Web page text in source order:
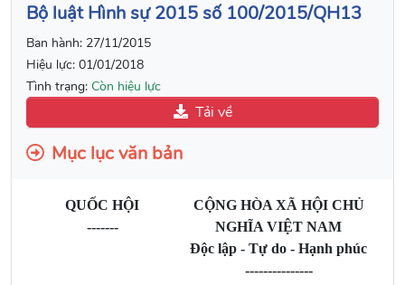
Bộ luật Hình sự 2015 số 100/2015/QH13
Ban hành: 27/11/2015
Hiệu lực: 01/01/2018
Tình trạng: Còn hiệu lực
Tải về
Mục lục văn bản
QUỐC HỘI
-------
CỘNG HÒA XÃ HỘI CHỦ
NGHĨA VIỆT NAM
Độc lập - Tự do - Hạnh phúc
---------------